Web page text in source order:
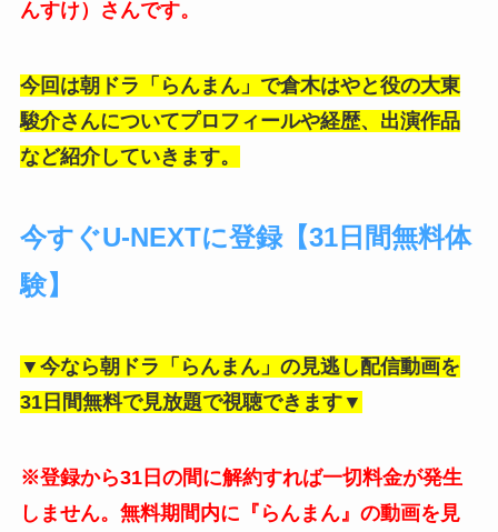
んすけ）さんです。
今回は朝ドラ「らんまん」で倉木はやと役の大東
駿介さんについてプロフィールや経歴、出演作品
など紹介していきます。
今すぐU-NEXTに登録【31日間無料体
験】
▼今なら朝ドラ「らんまん」の見逃し配信動画を
31日間無料で見放題で視聴できます▼
※登録から31日の間に解約すれば一切料金が発生
しません。無料期間内に『らんまん』の動画を見